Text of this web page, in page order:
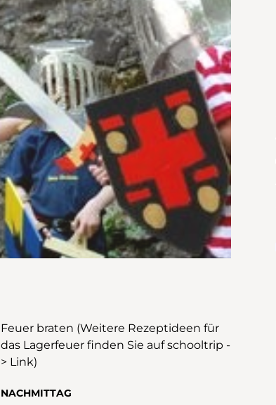
Feuer braten (Weitere Rezeptideen für
das Lagerfeuer finden Sie auf schooltrip -
> Link)
NACHMITTAG